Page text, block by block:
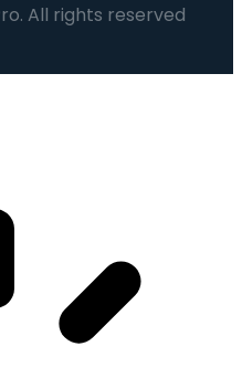
All rights reserved